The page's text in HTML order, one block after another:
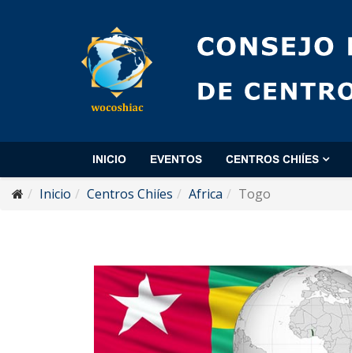
INICIO EVENTOS CENTROS CHIÍES
Inicio Centros Chiíes Africa Togo